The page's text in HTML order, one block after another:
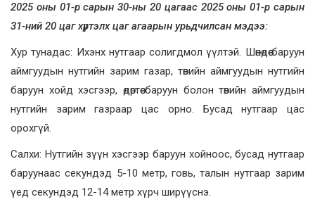
2025 оны 01-р сарын 30-ны 20 цагаас 2025 оны 01-р сарын
31-ний 20 цаг хүртэлх цаг агаарын урьдчилсан мэдээ:
Хур тунадас: Ихэнх нутгаар солигдмол үүлтэй. Шөнөдөө баруун
аймгуудын нутгийн зарим газар, төвийн аймгуудын нутгийн
баруун хойд хэсгээр, өдөртөө баруун болон төвийн аймгуудын
нутгийн зарим газраар цас орно. Бусад нутгаар цас
орохгүй.
Салхи: Нутгийн зүүн хэсгээр баруун хойноос, бусад нутгаар
баруунаас секундэд 5-10 метр, говь, талын нутгаар зарим
үед секундэд 12-14 метр хүрч ширүүснэ.